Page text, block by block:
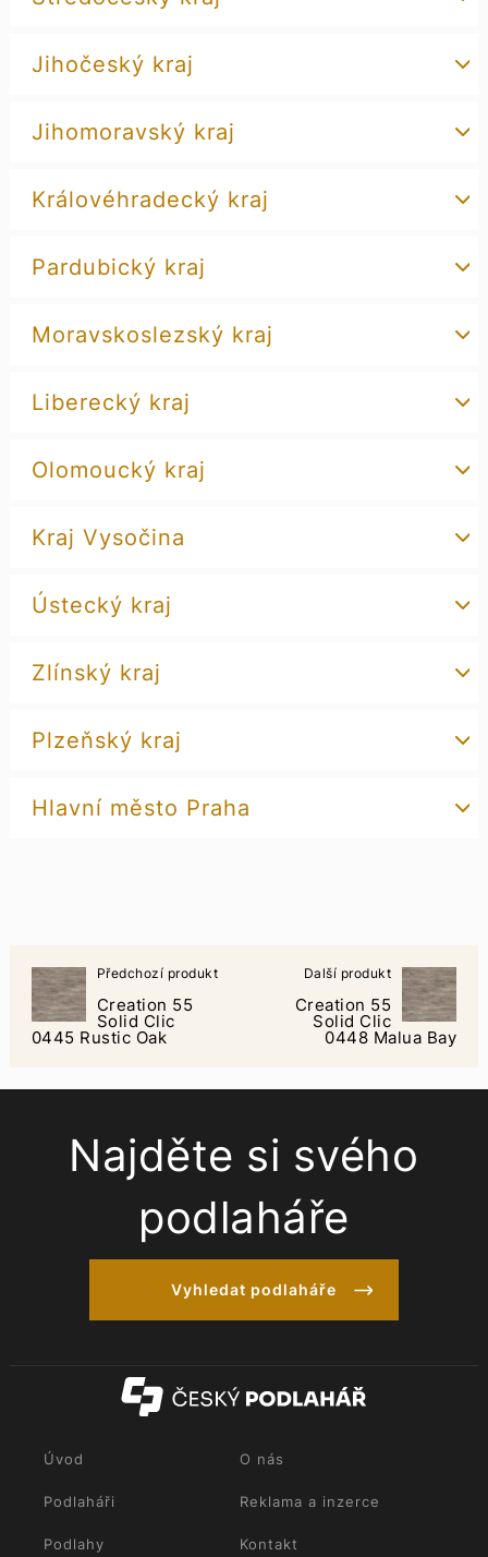
Jihočeský kraj
Jihomoravský kraj
Královéhradecký kraj
Pardubický kraj
Moravskoslezský kraj
Liberecký kraj
Olomoucký kraj
Kraj Vysočina
Ústecký kraj
Zlínský kraj
Plzeňský kraj
Hlavní město Praha
Předchozí produkt
Creation 55
Solid Clic
0445 Rustic Oak
Další produkt
Creation 55
Solid Clic
0448 Malua Bay
Najděte si svého
podlaháře
Vyhledat podlaháře
Úvod O nás
Podlaháři Reklama a inzerce
Podlahy Kontakt